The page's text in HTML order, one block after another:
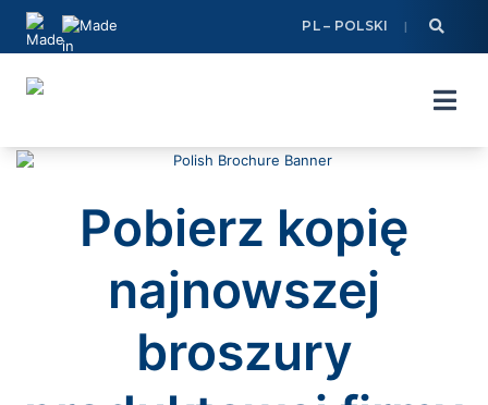
Skip
content
PL – POLSKI
Pobierz kopię
najnowszej
broszury